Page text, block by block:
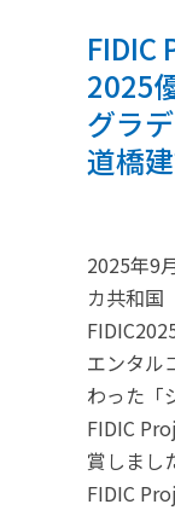
FIDIC
2025
グラ
道橋
2025年9
カ共和
エンタル
わった「
FIDIC
賞しまし
FIDIC